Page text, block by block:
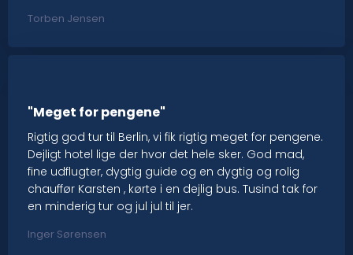
Torben Jensen
"Meget for pengene"
Rigtig god tur til Berlin, vi fik rigtig meget for pengene.
Dejligt hotel lige der hvor det hele sker. God mad,
fine udflugter, dygtig guide og en dygtig og rolig
chauffør Karsten , kørte i en dejlig bus. Tusind tak for
en minderig tur og jul jul til jer.
Inger Sørensen